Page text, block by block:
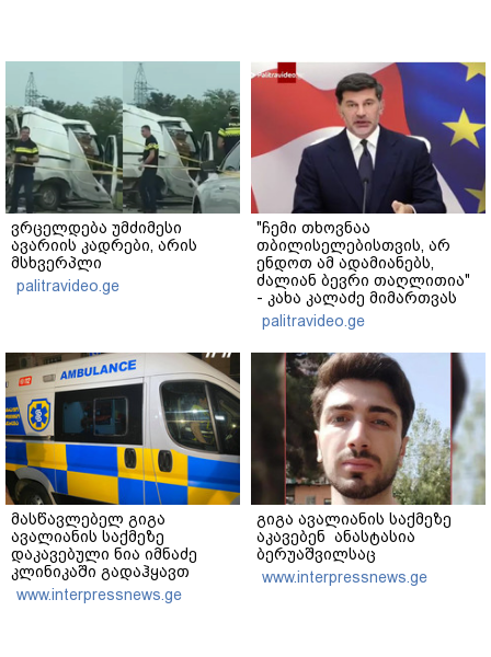
ვრცელდება უმძიმესი
ავარიის კადრები, არის
მსხვერპლი
palitravideo.ge
"ჩემი თხოვნაა
თბილისელებისთვის, არ
ენდოთ ამ ადამიანებს,
ძალიან ბევრი თაღლითია"
- კახა კალაძე მიმართვას
ავრცელებს
palitravideo.ge
მასწავლებელ გიგა
ავალიანის საქმეზე
დაკავებული ნია იმნაძე
კლინიკაში გადაჰყავთ
www.interpressnews.ge
გიგა ავალიანის საქმეზე
აკავებენ ანასტასია
ბერუაშვილსაც
www.interpressnews.ge